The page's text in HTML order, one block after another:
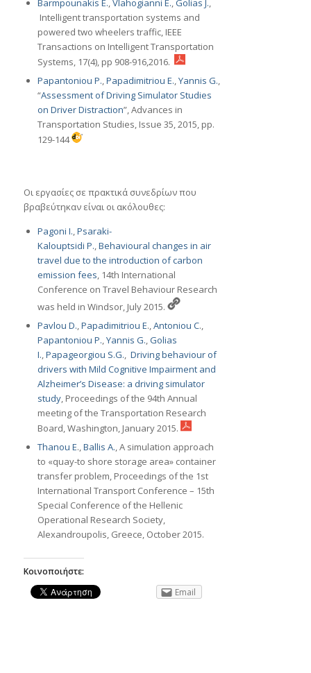
Barmpounakis E.,Vlahogianni E.,Golias J.,
Intelligent transportation systems and
powered two wheelers traffic, IEEE
Transactions on Intelligent Transportation
Systems, 17(4), pp 908-916,2016.
Papantoniou P.,Papadimitriou E.,Yannis G.,
“Assessment of Driving Simulator Studies
on Driver Distraction”, Advances in
Transportation Studies, Issue 35, 2015, pp.
129-144
Οι εργασίες σε πρακτικά συνεδρίων που
βραβεύτηκαν είναι οι ακόλουθες:
Pagoni I.,Psaraki-
Kalouptsidi P.,Behavioural changes in air
travel due to the introduction of carbon
emission fees, 14th International
Conference on Travel Behaviour Research
was held in Windsor, July 2015.
Pavlou D.,Papadimitriou E.,Antoniou C.,
Papantoniou P.,Yannis G.,Golias
I.,Papageorgiou S.G., Driving behaviour of
drivers with Mild Cognitive Impairment and
Alzheimer’s Disease: a driving simulator
study, Proceedings of the 94th Annual
meeting of the Transportation Research
Board, Washington, January 2015.
Thanou E.,Ballis A., A simulation approach
to «quay-to shore storage area» container
transfer problem, Proceedings of the 1st
International Transport Conference – 15th
Special Conference of the Hellenic
Operational Research Society,
Alexandroupolis, Greece, October 2015.
Κοινοποιήστε:
Email